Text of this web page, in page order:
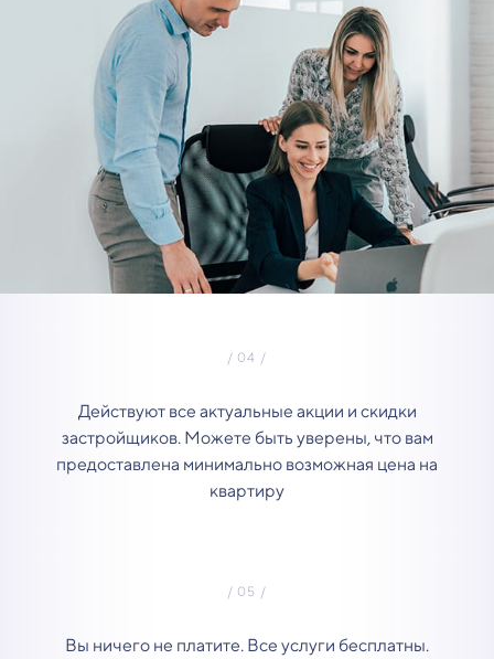
Действуют все актуальные акции и скидки
застройщиков. Можете быть уверены, что вам
предоставлена минимально возможная цена на
квартиру
Вы ничего не платите. Все услуги бесплатны.